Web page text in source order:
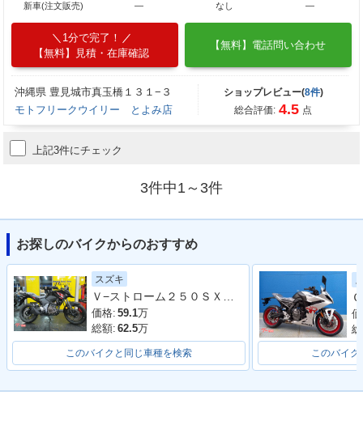
新車(注文販売)
―
なし
―
1分で完了！
【無料】見積・在庫確認
【無料】電話問い合わせ
沖縄県 豊見城市真玉橋１３１−３
モトフリークウイリー とよみ店
ショップレビュー(8件)
総合評価: 4.5 点
上記3件にチェック
3件中1～3件
お探しのバイクからのおすすめ
スズキ
Ｖ−ストローム２５０ＳＸ ローシートモデル
価格: 59.1万
総額: 62.5万
このバイクと同じ車種を検索 このバイク